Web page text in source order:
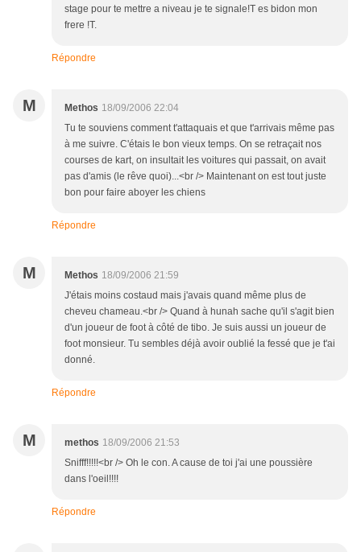
stage pour te mettre a niveau je te signale!T es bidon mon
frere !T.
Répondre
M Methos 18/09/2006 22:04
Tu te souviens comment t'attaquais et que t'arrivais même pas
à me suivre. C'étais le bon vieux temps. On se retraçait nos
courses de kart, on insultait les voitures qui passait, on avait
pas d'amis (le rêve quoi)...<br /> Maintenant on est tout juste
bon pour faire aboyer les chiens
Répondre
M Methos 18/09/2006 21:59
J'étais moins costaud mais j'avais quand même plus de
cheveu chameau.<br /> Quand à hunah sache qu'il s'agit bien
d'un joueur de foot à côté de tibo. Je suis aussi un joueur de
foot monsieur. Tu sembles déjà avoir oublié la fessé que je t'ai
donné.
Répondre
M methos 18/09/2006 21:53
Snifff!!!!!<br /> Oh le con. A cause de toi j'ai une poussière
dans l'oeil!!!!
Répondre